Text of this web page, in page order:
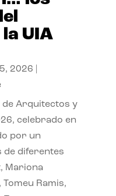
UIA
2026
de Arquitectos y
celebrado en
por un
de diferentes
Mariona
Ramis,